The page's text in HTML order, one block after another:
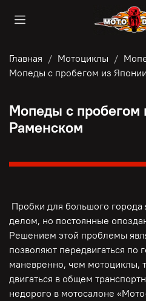
Главная Мотоциклы
Мопеды с пробегом из
Мопеды с пробегом
Раменском
Пробки для большого
делом, но постоянные
Решением этой проблемы
позволяют передвигаться по
маневренно, чем мотоциклы,
двигаться в общем
недорого в мотосалоне